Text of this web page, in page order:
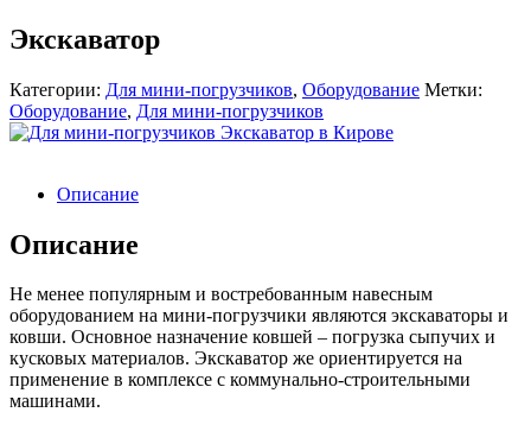
Экскаватор
Категории: Для мини-погрузчиков, Оборудование Метки:
Оборудование, Для мини-погрузчиков
Описание
Описание
Не менее популярным и востребованным навесным
оборудованием на мини-погрузчики являются экскаваторы и
ковши. Основное назначение ковшей – погрузка сыпучих и
кусковых материалов. Экскаватор же ориентируется на
применение в комплексе с коммунально-строительными
машинами.